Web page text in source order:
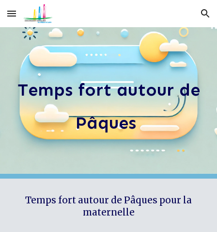
Skip to main content Skip to navigation
Temps fort autour de
Pâques
Temps fort autour de Pâques pour la
maternelle